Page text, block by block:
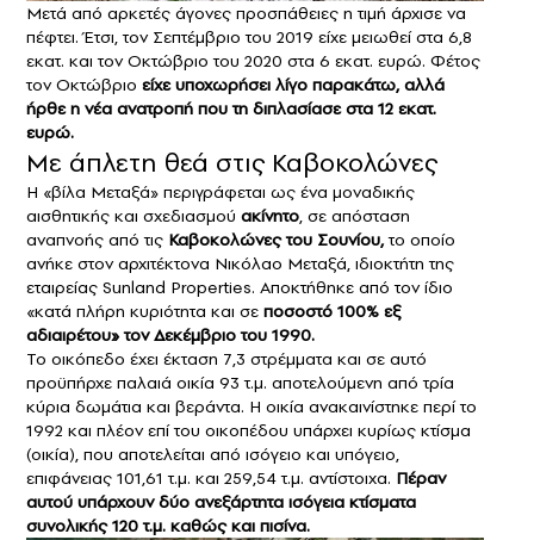
Μετά από αρκετές άγονες προσπάθειες η τιμή άρχισε να
πέφτει. Έτσι, τον Σεπτέμβριο του 2019 είχε μειωθεί στα 6,8
εκατ. και τον Οκτώβριο του 2020 στα 6 εκατ. ευρώ. Φέτος
τον Οκτώβριο είχε υποχωρήσει λίγο παρακάτω, αλλά
ήρθε η νέα ανατροπή που τη διπλασίασε στα 12 εκατ.
ευρώ.
Με άπλετη θεά στις Καβοκολώνες
Η «βίλα Μεταξά» περιγράφεται ως ένα μοναδικής
αισθητικής και σχεδιασμού ακίνητο, σε απόσταση
αναπνοής από τις Καβοκολώνες του Σουνίου,το οποίο
ανήκε στον αρχιτέκτονα Nικόλαο Mεταξά, ιδιοκτήτη της
εταιρείας Sunland Properties. Αποκτήθηκε από τον ίδιο
«κατά πλήρη κυριότητα και σε ποσοστό 100% εξ
αδιαιρέτου» τον Δεκέμβριο του 1990.
Το οικόπεδο έχει έκταση 7,3 στρέμματα και σε αυτό
προϋπήρχε παλαιά οικία 93 τ.μ. αποτελούμενη από τρία
κύρια δωμάτια και βεράντα. Η οικία ανακαινίστηκε περί το
1992 και πλέον επί του οικοπέδου υπάρχει κυρίως κτίσμα
(οικία), που αποτελείται από ισόγειο και υπόγειο,
επιφάνειας 101,61 τ.μ. και 259,54 τ.μ. αντίστοιχα. Πέραν
αυτού υπάρχουν δύο ανεξάρτητα ισόγεια κτίσματα
συνολικής 120 τ.μ. καθώς και πισίνα.